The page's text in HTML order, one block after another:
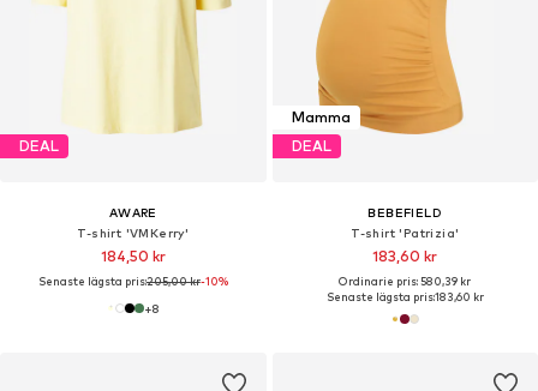
DEAL
AWARE
T-shirt 'VMKerry'
184,50 kr
Senaste lägsta pris:205,00 kr-10%
+8
Mamma
DEAL
BEBEFIELD
T-shirt 'Patrizia'
183,60 kr
Ordinarie pris: 580,39 kr
Senaste lägsta pris:183,60 kr